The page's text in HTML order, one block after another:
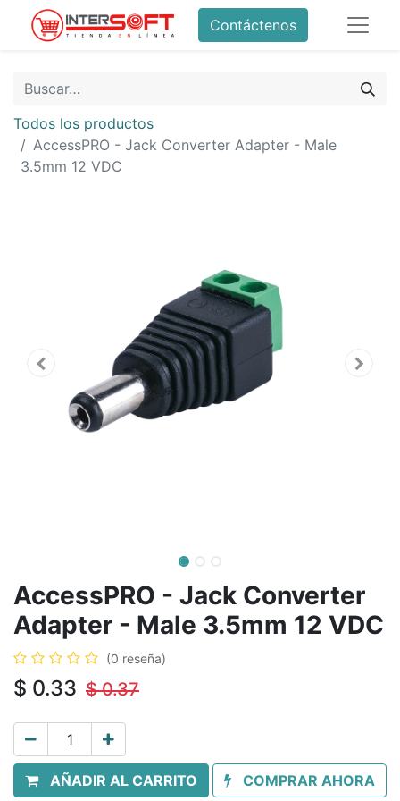
Contáctenos
Todos los productos
AccessPRO - Jack Converter Adapter - Male
3.5mm 12 VDC
AccessPRO - Jack Converter
Adapter - Male 3.5mm 12 VDC
(0 reseña)
$ 0.33 $0.37
AÑADIR AL CARRITO COMPRAR AHORA